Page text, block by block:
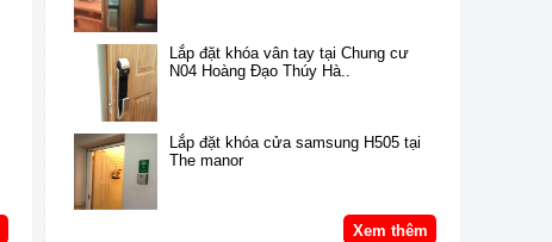
Lắp đặt khóa vân tay tại Chung cư
N04 Hoàng Đạo Thúy Hà..
Lắp đặt khóa cửa samsung H505 tại
The manor
Xem thêm